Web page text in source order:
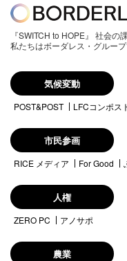
『SWITCH to HOPE』 社会の
私たちはボーダレス・グループ
気候変動
POST&POST LFCコンポス
市民参画
RICE メディア For Good
人権
ZERO PC アノサポ
農業